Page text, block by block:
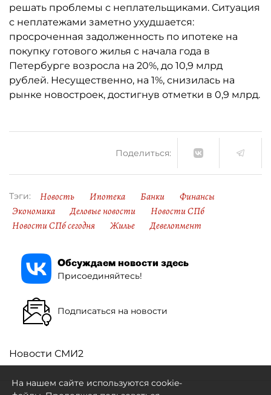
решать проблемы с неплательщиками. Ситуация
с неплатежами заметно ухудшается:
просроченная задолженность по ипотеке на
покупку готового жилья с начала года в
Петербурге возросла на 20%, до 10,9 млрд
рублей. Несущественно, на 1%, снизилась на
рынке новостроек, достигнув отметки в 0,9 млрд.
Поделиться:
Тэги: Новость Ипотека Банки
Финансы
Экономика
Деловые новости
Новости СПб
Новости СПб сегодня
Жилье Девелопмент
Обсуждаем новости здесь
Присоединяйтесь!
Подписаться на новости
Новости СМИ2
На нашем сайте используются cookie-